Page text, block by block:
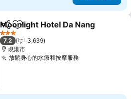
分享 加入我的最愛
Moonlight Hotel Da Nang
3 星級
7.2
3,639
峴港市
放鬆身心的水療和按摩服務